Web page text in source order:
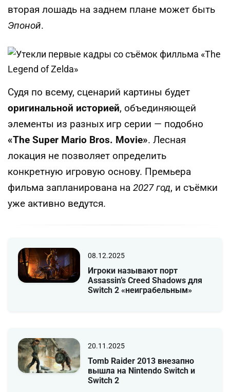
вторая лошадь на заднем плане может быть
Эпоной.
Судя по всему, сценарий картины будет
оригинальной историей, объединяющей
элементы из разных игр серии — подобно
«The Super Mario Bros. Movie». Лесная
локация не позволяет определить
конкретную игровую основу. Премьера
фильма запланирована на 2027 год, и съёмки
уже активно ведутся.
08.12.2025
Игроки называют порт
Assassin’s Creed Shadows для
Switch 2 «неиграбельным»
20.11.2025
Tomb Raider 2013 внезапно
вышла на Nintendo Switch и
Switch 2